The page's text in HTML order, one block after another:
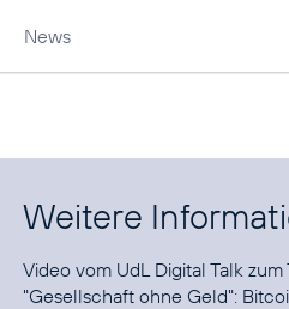
News
Weitere
Video vom UdL Digital Talk zum
"Gesellschaft ohne Geld":